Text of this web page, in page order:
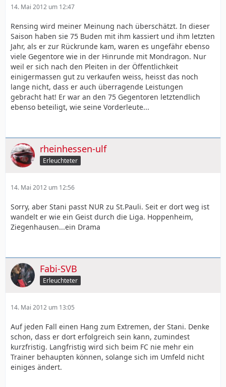
14. Mai 2012 um 12:47
Rensing wird meiner Meinung nach überschätzt. In dieser
Saison haben sie 75 Buden mit ihm kassiert und ihm letzten
Jahr, als er zur Rückrunde kam, waren es ungefähr ebenso
viele Gegentore wie in der Hinrunde mit Mondragon. Nur
weil er sich nach den Pleiten in der Öffentlichkeit
einigermassen gut zu verkaufen weiss, heisst das noch
lange nicht, dass er auch überragende Leistungen
gebracht hat! Er war an den 75 Gegentoren letztendlich
ebenso beteiligt, wie seine Vorderleute...
rheinhessen-ulf
Erleuchteter
14. Mai 2012 um 12:56
Sorry, aber Stani passt NUR zu St.Pauli. Seit er dort weg ist
wandelt er wie ein Geist durch die Liga. Hoppenheim,
Ziegenhausen...ein Drama
Fabi-SVB
Erleuchteter
14. Mai 2012 um 13:05
Auf jeden Fall einen Hang zum Extremen, der Stani. Denke
schon, dass er dort erfolgreich sein kann, zumindest
kurzfristig. Langfristig wird sich beim FC nie mehr ein
Trainer behaupten können, solange sich im Umfeld nicht
einiges ändert.